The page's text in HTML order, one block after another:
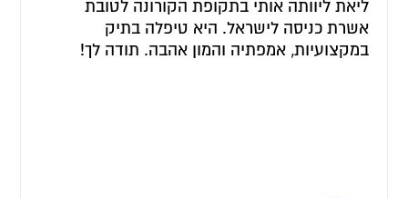
ליאת ליוותה אותי בתקופת הקורונה לטובת
אשרת כניסה לישראל. היא טיפלה בתיק
במקצועיות, אמפתיה והמון אהבה. תודה לך!